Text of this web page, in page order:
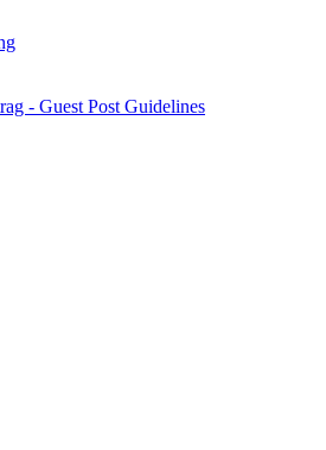
- Guest Post Guidelines